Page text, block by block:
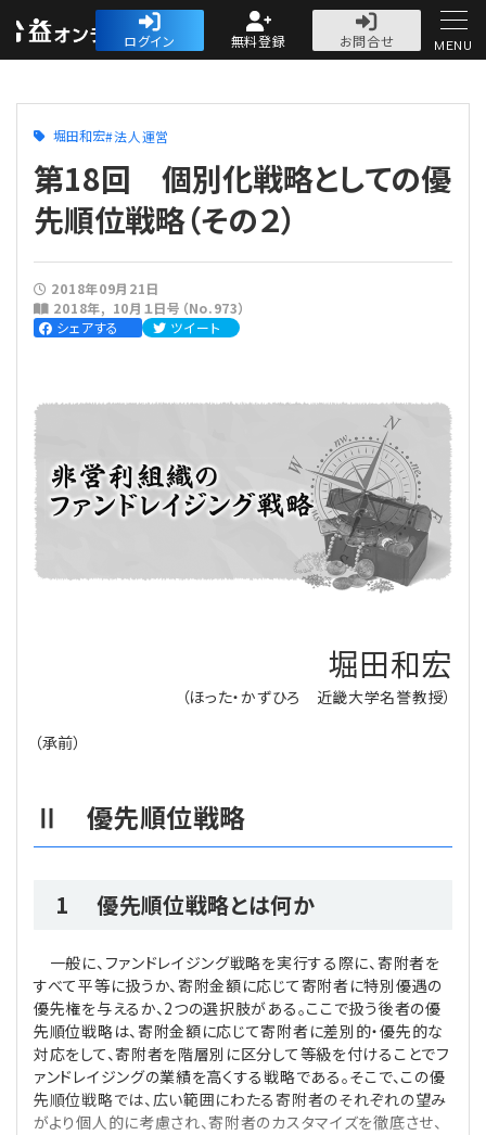
公益・一般法人オ
ログイン 無料登録
お問合せ
人気記事
法人運営
評議員会・社員総会
定期提出書類
労務
労務
法務
経営
NEWS・TOPIC・特報
【連載】公益法人運営実務の処方箋
【連載】公益法人会計検定試験一問一答
【連載】公益法人のための「新公益信託」活用戦略
【連載】これからの時代の資産運用
【連載】事例に学ぶ立入検査で想定される指摘事項
【連載】実務と税務のポイント
【連載】事務局だよりPLUS
【連載】テーマで紐解く逆引きガイドライン
プライバシーポリシー
MENU
堀田和宏 法人運営
第18回 個別化戦略としての優
先順位戦略（その２）
2018年09月21日
2018年
10月１日号（No.973）
シェアする
ツイート
堀田和宏
（ほった・かずひろ 近畿大学名誉教授）
（承前）
Ⅱ 優先順位戦略
1 優先順位戦略とは何か
一般に、ファンドレイジング戦略を実行する際に、寄附者を
すべて平等に扱うか、寄附金額に応じて寄附者に特別優遇の
優先権を与えるか、2つの選択肢がある。ここで扱う後者の優
先順位戦略は、寄附金額に応じて寄附者に差別的・優先的な
対応をして、寄附者を階層別に区分して等級を付けることでフ
ァンドレイジングの業績を高くする戦略である。そこで、この優
先順位戦略では、広い範囲にわたる寄附者のそれぞれの望み
がより個人的に考慮され、寄附者のカスタマイズを徹底させ、